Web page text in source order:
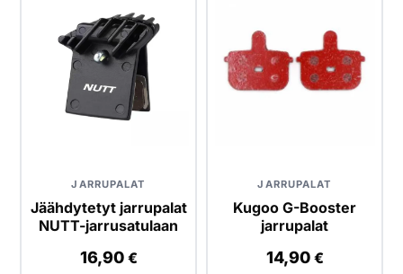
JARRUPALAT
Jäähdytetyt jarrupalat
NUTT-jarrusatulaan
16,90 €
JARRUPALAT
Kugoo G-Booster
jarrupalat
14,90 €